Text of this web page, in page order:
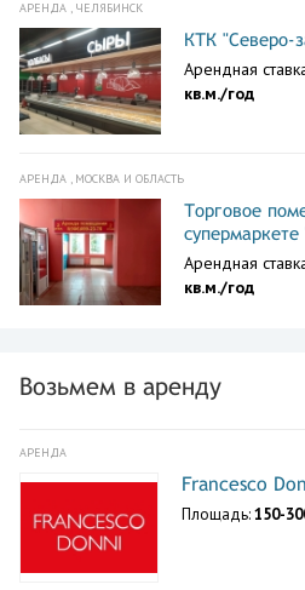
АРЕНДА , ЧЕЛЯБИНСК
КТК "Северо-
Арендная
кв.м./год
АРЕНДА , МОСКВА И ОБЛАСТЬ
Торговое
супермаркете
Арендная
кв.м./год
Возьмем в аренду
АРЕНДА
Francesco
Площадь:150-